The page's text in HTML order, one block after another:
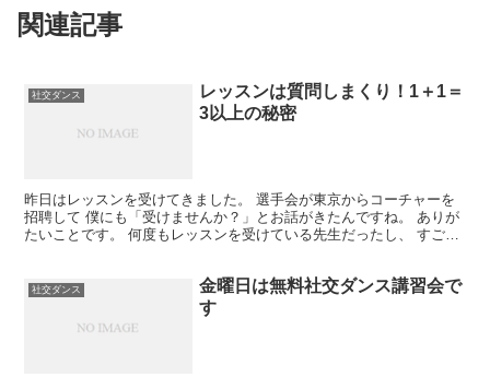
関連記事
社交ダンス
レッスンは質問しまくり！1＋1＝
3以上の秘密
昨日はレッスンを受けてきました。 選手会が東京からコーチャーを
招聘して 僕にも「受けませんか？」とお話がきたんですね。 ありが
たいことです。 何度もレッスンを受けている先生だったし、 すごく
社交ダンス
金曜日は無料社交ダンス講習会で
す